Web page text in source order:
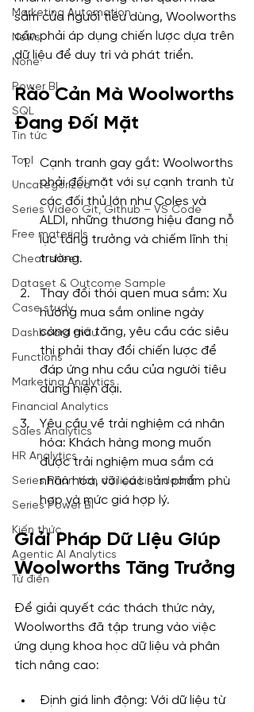
Marketing Automation
News
None
Power BI
SQL
Tin tức
Tool
Uncategorized
Series Video Git, Github – VS Code
Free materials
Cheat sheet
Dataset & Outcome Sample
Case study
Dashboard mẫu
Functions
Marketing Analytics
Financial Analytics
Sales Analytics
HR Analytics
Series Phân tích dữ liệu kinh doanh
Series Power BI
Kiến thức
Agentic AI Analytics
Từ điển
sắm của người tiêu dùng, Woolworths
cần phải áp dụng chiến lược dựa trên
dữ liệu để duy trì và phát triển.
Rào Cản Mà Woolworths
Đang Đối Mặt
Cạnh tranh gay gắt: Woolworths
phải đối mặt với sự cạnh tranh từ
các đối thủ lớn như Coles và
ALDI, những thương hiệu đang nỗ
lực tăng trưởng và chiếm lĩnh thị
trường.
Thay đổi thói quen mua sắm: Xu
hướng mua sắm online ngày
càng gia tăng, yêu cầu các siêu
thị phải thay đổi chiến lược để
đáp ứng nhu cầu của người tiêu
dùng hiện đại.
Yêu cầu về trải nghiệm cá nhân
hóa: Khách hàng mong muốn
được trải nghiệm mua sắm cá
nhân hóa, với các sản phẩm phù
hợp và mức giá hợp lý.
Giải Pháp Dữ Liệu Giúp
Woolworths Tăng Trưởng
Để giải quyết các thách thức này,
Woolworths đã tập trung vào việc
ứng dụng khoa học dữ liệu và phân
tích nâng cao:
Định giá linh động: Với dữ liệu từ